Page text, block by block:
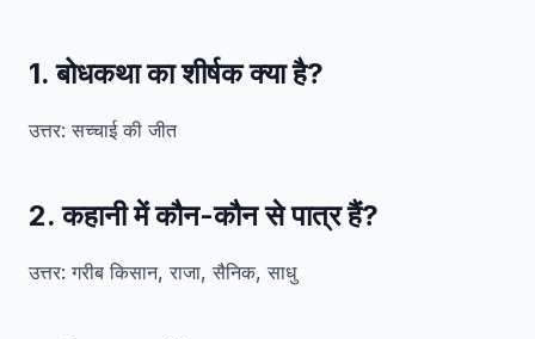
1. बोधकथा का शीर्षक क्या है?
उत्तर: सच्चाई की जीत
2. कहानी में कौन-कौन से पात्र हैं?
उत्तर: गरीब किसान, राजा, सैनिक, साधु